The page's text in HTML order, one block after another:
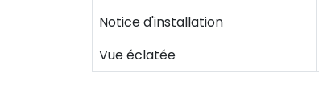
Notice d'installation
Vue éclatée